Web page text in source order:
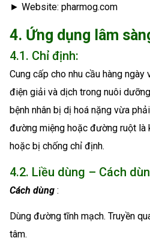
► Website: pharmog.com
4. Ứng dụng lâm
4.1. Chỉ định:
Cung cấp cho nhu cầu hàng
điện giải và dịch trong nuôi
bệnh nhân bị dị hoá nặng vừa
đường miệng hoặc đường ruột là
hoặc bị chống chỉ định.
4.2. Liều dùng – Cách
Cách dùng :
Dùng đường tĩnh mạch. Truyền
tâm.